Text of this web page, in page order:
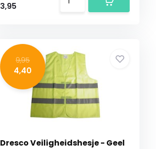
3,95
9,95
4,40
Dresco Veiligheidshesje - Geel